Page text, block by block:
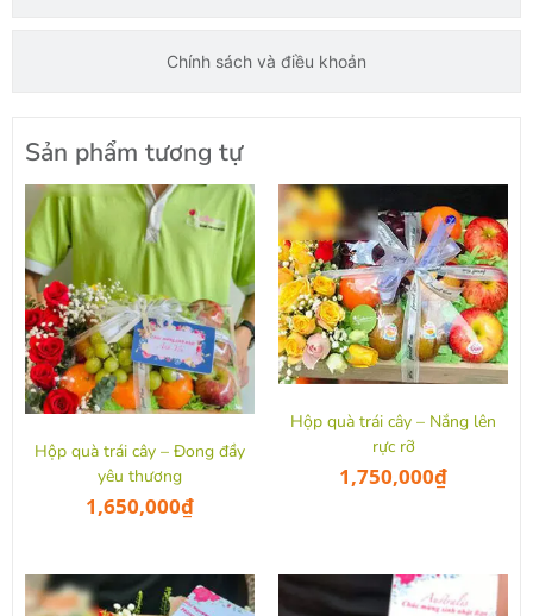
Chính sách và điều khoản
Sản phẩm tương tự
Hộp quà trái cây – Đong đầy
yêu thương
1,650,000₫
Hộp quà trái cây – Nắng lên
rực rỡ
1,750,000₫